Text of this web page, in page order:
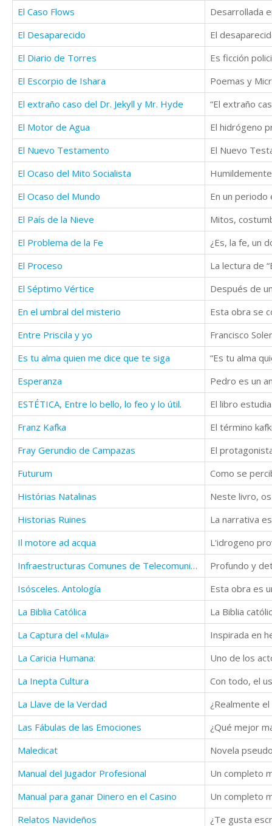
El Caso Flows
El Desaparecido
El Diario de Torres
Es ficción
El Escorpio de Ishara
El extraño caso del Dr. Jekyll y Mr. Hyde
El Motor de Agua
El hidrógeno
El Nuevo Testamento
El Ocaso del Mito Socialista
El Ocaso del Mundo
El País de la Nieve
El Problema de la Fe
El Proceso
El Séptimo Vértice
En el umbral del misterio
Entre Priscila y yo
Es tu alma quien me dice que te siga
Esperanza
ESTÉTICA, Entre lo bello, lo feo y lo útil.
Franz Kafka
Fray Gerundio de Campazas
Futurum
Histórias Natalinas
Historias Ruines
Il motore ad acqua
L'idrogeno
Infraestructuras Comunes de Telecomunicaciones
Isósceles. Antología
Esta obra es
La Biblia Católica
La Biblia
La Captura del «Mula»
La Caricia Humana:
La Inepta Cultura
Con todo, el
La Llave de la Verdad
Las Fábulas de las Emociones
¿Qué mejor
Maledicat
Manual del Jugador Profesional
Manual para ganar Dinero en el Casino
Relatos Navideños